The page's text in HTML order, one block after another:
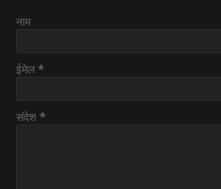
नाम
ईमेल *
संदेश *